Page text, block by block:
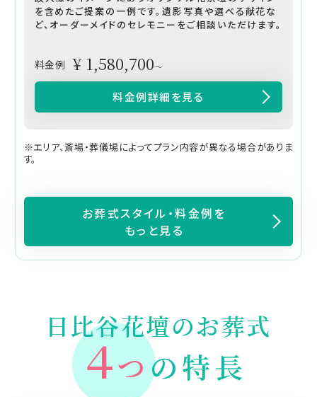
を含めたご提案の一例です。遺影写真や選べる献花な
ど、オーダーメイドのセレモニーをご相談いただけます。
料金例 ¥ 1,580,700～
料金例詳細を見る
※エリア、斎場・葬儀場によってプラン内容が異なる場合がありま
す。
お葬式スタイル・料金例を
もっと見る
日比谷花壇のお葬式
４つ の特長